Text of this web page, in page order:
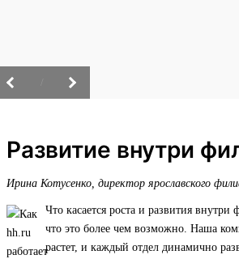
Развитие внутри
Ирина Котусенко, директор ярославского
Что касается роста и развития внутри
что это более чем возможно. Наша
растет, и каждый отдел динамично